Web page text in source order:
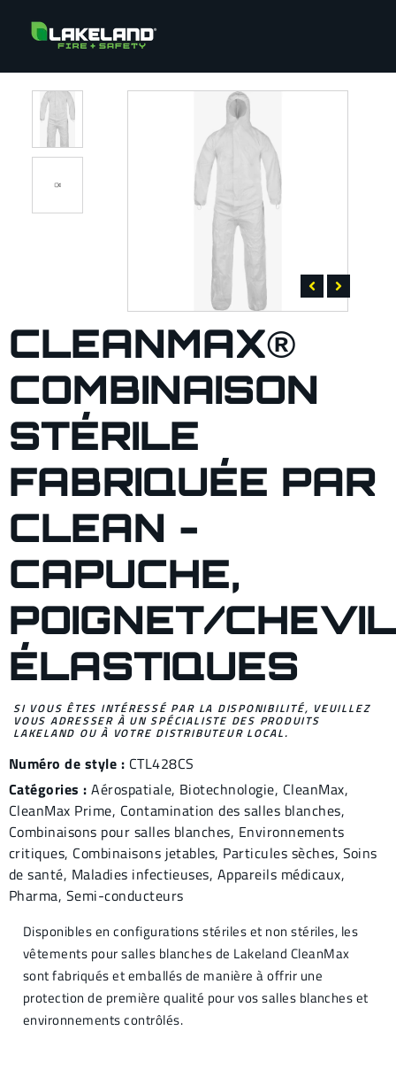
CLEANMAX®
COMBINAISON
STÉRILE
FABRIQUÉE PAR
CLEAN -
CAPUCHE,
POIGNET/
ÉLASTIQUES
SI VOUS ÊTES INTÉRESSÉ PAR LA DISPONIBILITÉ, VEUILLEZ
VOUS ADRESSER À UN SPÉCIALISTE DES PRODUITS
LAKELAND OU À VOTRE DISTRIBUTEUR LOCAL.
Numéro de style : CTL428CS
Catégories : Aérospatiale, Biotechnologie, CleanMax,
CleanMax Prime, Contamination des salles blanches,
Combinaisons pour salles blanches, Environnements
critiques, Combinaisons jetables, Particules sèches, Soins
de santé, Maladies infectieuses, Appareils médicaux,
Pharma, Semi-conducteurs
Disponibles en configurations stériles et non stériles, les
vêtements pour salles blanches de Lakeland CleanMax
sont fabriqués et emballés de manière à offrir une
protection de première qualité pour vos salles blanches et
environnements contrôlés.